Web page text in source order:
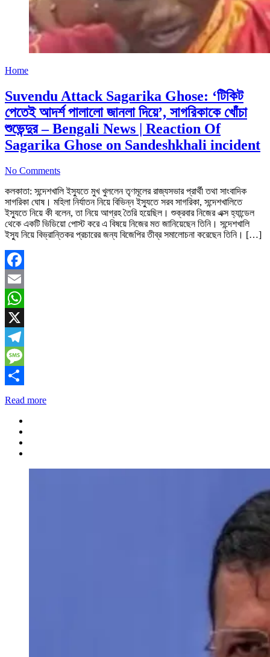
Home
Suvendu Attack Sagarika Ghose: ‘টিকিট
পেতেই আদর্শ পালালো জানলা দিয়ে’, সাগরিকাকে খোঁচা
শুভেন্দুর – Bengali News | Reaction Of
Sagarika Ghose on Sandeshkhali incident
No Comments
কলকাতা: সন্দেশখালি ইস্যুতে মুখ খুললেন তৃণমূলের রাজ্যসভার প্রার্থী তথা সাংবাদিক
সাগরিকা ঘোষ। মহিলা নির্যাতন নিয়ে বিভিন্ন ইস্যুতে সরব সাগরিকা, সন্দেশখালিতে
ইস্যুতে নিয়ে কী বলেন, তা নিয়ে আগ্রহ তৈরি হয়েছিল। শুক্রবার নিজের এক্স হ্যান্ডেল
থেকে একটি ভিডিয়ো পোস্ট করে এ বিষয়ে নিজের মত জানিয়েছেন তিনি। সন্দেশখালি
ইস্যু নিয়ে বিভ্রান্তিকর প্রচারের জন্য বিজেপির তীব্র সমালোচনা করেছেন তিনি। […]
Facebook
Email
WhatsApp
X
Telegram
Message
Share
Read more